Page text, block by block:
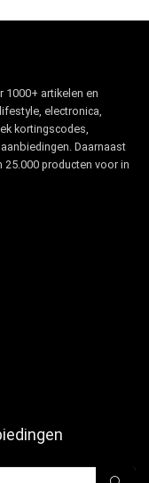
1000+ artikelen en
electronica,
kortingscodes,
Daarnaast
25.000 producten voor in